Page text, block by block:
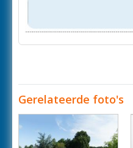
Gerelateerde foto's